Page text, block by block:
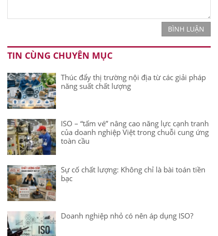
BÌNH LUẬN
TIN CÙNG CHUYÊN MỤC
Thúc đẩy thị trường nội địa từ các giải pháp
năng suất chất lượng
ISO – “tấm vé” nâng cao năng lực cạnh tranh
của doanh nghiệp Việt trong chuỗi cung ứng
toàn cầu
Sự cố chất lượng: Không chỉ là bài toán tiền
bạc
Doanh nghiệp nhỏ có nên áp dụng ISO?